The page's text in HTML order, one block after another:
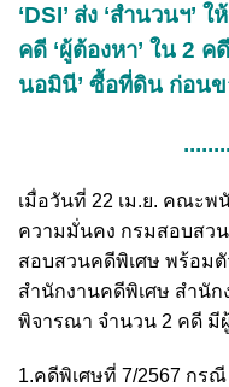
‘DSI’ ส่ง ‘สำนวนฯ’
คดี ‘ผู้ต้องหา’ ใน 2
นอมินี’ ซื้อที่ดิน ก่อนข
เมื่อวันที่ 22 เม.ย. คณะ
ความมั่นคง กรมสอบสว
สอบสวนคดีพิเศษ พร้อม
สำนักงานคดีพิเศษ สำนัก
พิจารณา จำนวน 2 คดี มี
1.คดีพิเศษที่ 7/2567 กร